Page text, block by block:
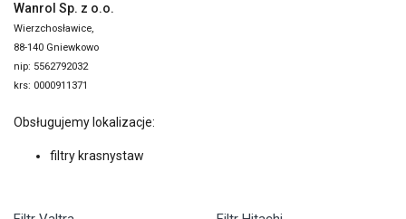
Wanrol Sp. z o.o.
Wierzchosławice,
88-140 Gniewkowo
nip: 5562792032
krs: 0000911371
Obsługujemy lokalizacje:
filtry krasnystaw